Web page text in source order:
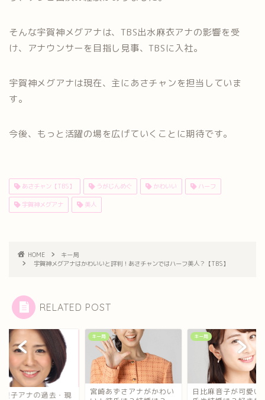
そんな宇賀神メグアナは、TBS出水麻衣アナの影響を受
け、アナウンサーを目指し見事、TBSに入社。
宇賀神メグアナは現在、主にあさチャンを担当していま
す。
今後、もっと活躍の場を広げていくことに期待です。
あさチャン【TBS】 うがじんめぐ かわいい ハーフ
宇賀神メグアナ 美人
HOME
キー局
宇賀神メグアナはかわいいと評判！あさチャンではハーフ美人？【TBS】
RELATED POST
慶子アナの過去・現
キー局
宮崎あずさアナがかわい
キー局
日比麻音子が可愛い